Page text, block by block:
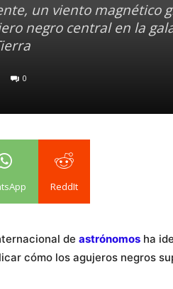
un viento magnético
negro central en la
0
ReddIt
de astrónomos ha
cómo los agujeros negros